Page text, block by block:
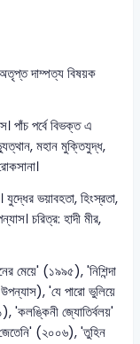
দাম্পত্য বিষয়ক
পাঁচ পর্বে বিভক্ত এ
মহান মুক্তিযুদ্ধ,
ভয়াবহতা, হিংস্রতা,
চরিত্র: হাদী মীর,
(১৯৯৫), 'নিশিন্দা
'যে পারো ভুলিয়ে
'কলঙ্কিনী জ্যোতির্বলয়'
(২০০৬), 'তুহিন